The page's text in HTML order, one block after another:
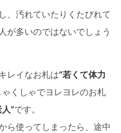
、汚れていたりくたびれて
が多いのではないでしょう
レイなお札は“若くて体力
くしゃでヨレヨレのお札
”です。
ら使ってしまったら、途中